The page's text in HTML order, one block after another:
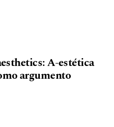
A-estética
argumento